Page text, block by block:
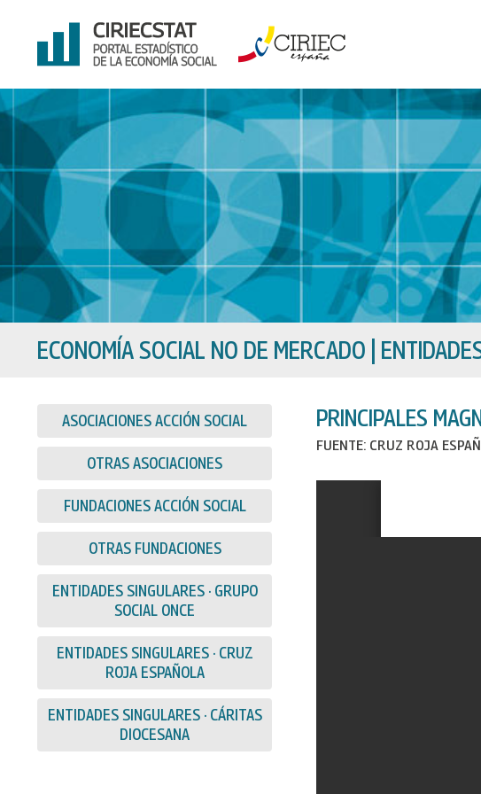
ECONOMÍA SOCIAL NO DE MERCADO
ASOCIACIONES ACCIÓN SOCIAL
OTRAS ASOCIACIONES
FUNDACIONES ACCIÓN SOCIAL
OTRAS FUNDACIONES
ENTIDADES SINGULARES · GRUPO
SOCIAL ONCE
ENTIDADES SINGULARES · CRUZ
ROJA ESPAÑOLA
ENTIDADES SINGULARES · CÁRITAS
DIOCESANA
PRINCIPALES
FUENTE: CRUZ ROJA